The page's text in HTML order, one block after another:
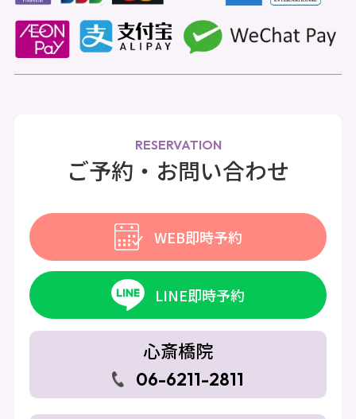
RESERVATION
ご予約・お問い合わせ
LINE即時予約
WEB即時予約
心斎橋院
06-6211-2811